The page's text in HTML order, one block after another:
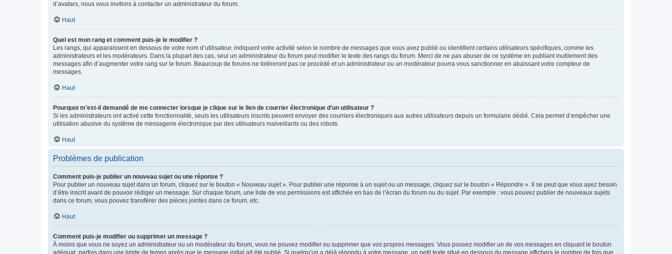
d’avatars, nous vous invitons à contacter un administrateur du forum.
Haut
Quel est mon rang et comment puis-je le modifier ?
Les rangs, qui apparaissent en dessous de votre nom d’utilisateur, indiquent votre activité selon le nombre de messages que vous avez publié ou identifient certains utilisateurs spécifiques, comme les
administrateurs et les modérateurs. Dans la plupart des cas, seul un administrateur du forum peut modifier le texte des rangs du forum. Merci de ne pas abuser de ce système en publiant inutilement des
messages afin d’augmenter votre rang sur le forum. Beaucoup de forums ne toléreront pas ce procédé et un administrateur ou un modérateur pourra vous sanctionner en abaissant votre compteur de
messages.
Haut
Pourquoi m’est-il demandé de me connecter lorsque je clique sur le lien de courrier électronique d’un utilisateur ?
Si les administrateurs ont activé cette fonctionnalité, seuls les utilisateurs inscrits peuvent envoyer des courriers électroniques aux autres utilisateurs depuis un formulaire dédié. Cela permet d’empêcher une
utilisation abusive du système de messagerie électronique par des utilisateurs malveillants ou des robots.
Haut
Problèmes de publication
Comment puis-je publier un nouveau sujet ou une réponse ?
Pour publier un nouveau sujet dans un forum, cliquez sur le bouton « Nouveau sujet ». Pour publier une réponse à un sujet ou un message, cliquez sur le bouton « Répondre ». Il se peut que vous ayez besoin
d’être inscrit avant de pouvoir rédiger un message. Sur chaque forum, une liste de vos permissions est affichée en bas de l’écran du forum ou du sujet. Par exemple : vous pouvez publier de nouveaux sujets
dans ce forum, vous pouvez transférer des pièces jointes dans ce forum, etc.
Haut
Comment puis-je modifier ou supprimer un message ?
À moins que vous ne soyez un administrateur ou un modérateur du forum, vous ne pouvez modifier ou supprimer que vos propres messages. Vous pouvez modifier un de vos messages en cliquant le bouton
adéquat, parfois dans une limite de temps après que le message initial ait été publié. Si quelqu’un a déjà répondu à votre message, un petit texte situé en dessous du message affichera le nombre de fois que